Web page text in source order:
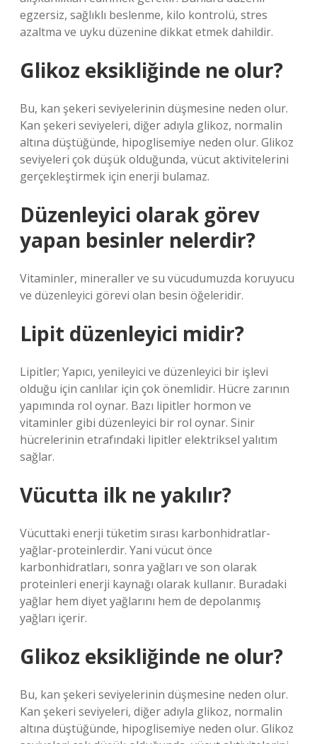
egzersiz, sağlıklı beslenme, kilo kontrolü, stres
azaltma ve uyku düzenine dikkat etmek dahildir.
Glikoz eksikliğinde ne olur?
Bu, kan şekeri seviyelerinin düşmesine neden olur.
Kan şekeri seviyeleri, diğer adıyla glikoz, normalin
altına düştüğünde, hipoglisemiye neden olur. Glikoz
seviyeleri çok düşük olduğunda, vücut aktivitelerini
gerçekleştirmek için enerji bulamaz.
Düzenleyici olarak görev
yapan besinler nelerdir?
Vitaminler, mineraller ve su vücudumuzda koruyucu
ve düzenleyici görevi olan besin öğeleridir.
Lipit düzenleyici midir?
Lipitler; Yapıcı, yenileyici ve düzenleyici bir işlevi
olduğu için canlılar için çok önemlidir. Hücre zarının
yapımında rol oynar. Bazı lipitler hormon ve
vitaminler gibi düzenleyici bir rol oynar. Sinir
hücrelerinin etrafındaki lipitler elektriksel yalıtım
sağlar.
Vücutta ilk ne yakılır?
Vücuttaki enerji tüketim sırası karbonhidratlar-
yağlar-proteinlerdir. Yani vücut önce
karbonhidratları, sonra yağları ve son olarak
proteinleri enerji kaynağı olarak kullanır. Buradaki
yağlar hem diyet yağlarını hem de depolanmış
yağları içerir.
Glikoz eksikliğinde ne olur?
Bu, kan şekeri seviyelerinin düşmesine neden olur.
Kan şekeri seviyeleri, diğer adıyla glikoz, normalin
altına düştüğünde, hipoglisemiye neden olur. Glikoz